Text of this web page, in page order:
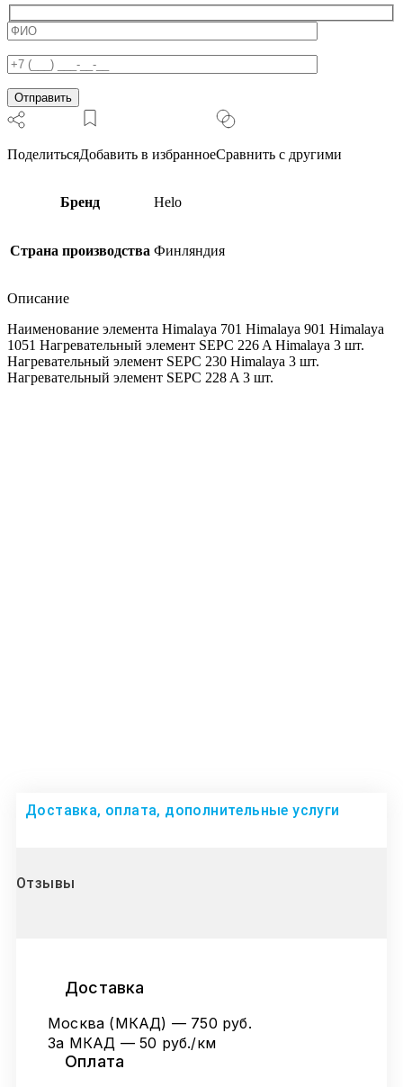
ПоделитьсяДобавить в избранноеСравнить с другими
Бренд Helo
Страна производства Финляндия
Описание
Наименование элемента Himalaya 701 Himalaya 901 Himalaya
1051 Нагревательный элемент SEPC 226 A Himalaya 3 шт.
Нагревательный элемент SEPC 230 Himalaya 3 шт.
Нагревательный элемент SEPC 228 A 3 шт.
Доставка, оплата, дополнительные услуги
Отзывы
Доставка
Москва (МКАД) — 750 руб.
За МКАД — 50 руб./км
Оплата